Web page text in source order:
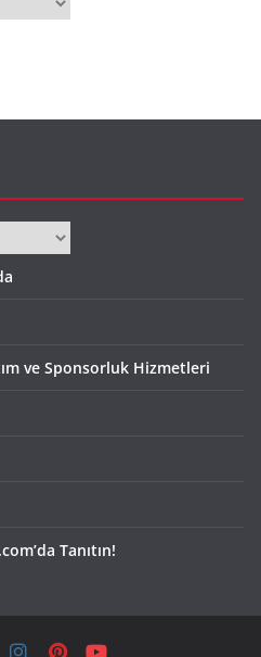
ve Sponsorluk Hizmetleri
Tanıtın!